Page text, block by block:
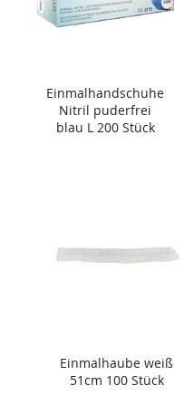
Einmalhandschuhe
Nitril puderfrei
blau L 200 Stück
Einmalhaube weiß
51cm 100 Stück